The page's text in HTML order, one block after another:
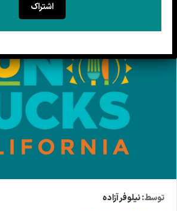
توسط:نیلوفر آزاده
اشتراک